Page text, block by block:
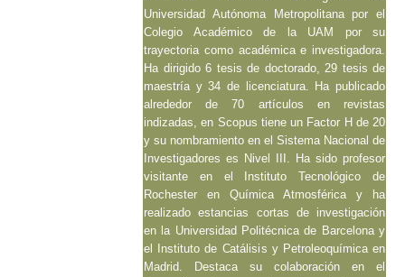
Universidad Autónoma Metropolitana por el
Colegio Académico de la UAM por su
trayectoria como académica e investigadora.
Ha dirigido 6 tesis de doctorado, 29 tesis de
maestría y 34 de licenciatura. Ha publicado
alrededor de 70 artículos en revistas
indizadas, en Scopus tiene un Factor H de 20
y su nombramiento en el Sistema Nacional de
Investigadores es Nivel III. Ha sido profesor
visitante en el Instituto Tecnológico de
Rochester en Química Atmosférica y ha
realizado estancias cortas de investigación
en la Universidad Politécnica de Barcelona y
el Instituto de Catálisis y Petroleoquímica en
Madrid. Destaca su colaboración en el